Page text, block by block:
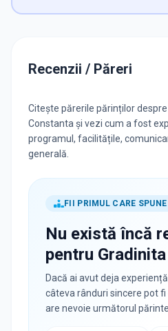
Recenzii / Păreri
Citește părerile părinților
Constanta și vezi cum a fost
programul, facilitățile,
generală.
FII PRIMUL CARE
Nu există încă
pentru
Dacă ai avut deja
câteva rânduri sincere pot
are nevoie următorul